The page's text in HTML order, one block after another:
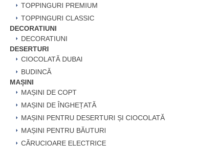
TOPPINGURI PREMIUM
TOPPINGURI CLASSIC
DECORATIUNI
DECORATIUNI
DESERTURI
CIOCOLATĂ DUBAI
BUDINCĂ
MAȘINI
MAȘINI DE COPT
MAȘINI DE ÎNGHEȚATĂ
MAȘINI PENTRU DESERTURI ȘI CIOCOLATĂ
MAȘINI PENTRU BĂUTURI
CĂRUCIOARE ELECTRICE